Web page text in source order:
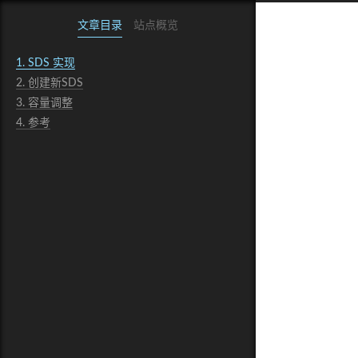
文章目录 站点概览
1. SDS 实现
2. 创建新SDS
3. 容量调整
4. 参考